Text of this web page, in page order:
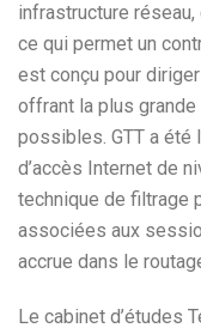
infrastructure
ce qui permet un
est conçu pour
offrant la plus
possibles. GTT a été
d’accès Internet de
technique de filtrage
associées aux
accrue dans le
Le cabinet d’études